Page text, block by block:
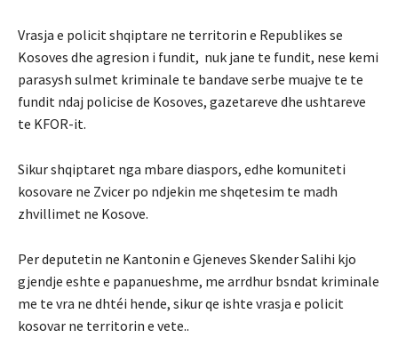
Vrasja e policit shqiptare ne territorin e Republikes se
Kosoves dhe agresion i fundit, nuk jane te fundit, nese kemi
parasysh sulmet kriminale te bandave serbe muajve te te
fundit ndaj policise de Kosoves, gazetareve dhe ushtareve
te KFOR-it.
Sikur shqiptaret nga mbare diaspors, edhe komuniteti
kosovare ne Zvicer po ndjekin me shqetesim te madh
zhvillimet ne Kosove.
Per deputetin ne Kantonin e Gjeneves Skender Salihi kjo
gjendje eshte e papanueshme, me arrdhur bsndat kriminale
me te vra ne dhtéi hende, sikur qe ishte vrasja e policit
kosovar ne territorin e vete..